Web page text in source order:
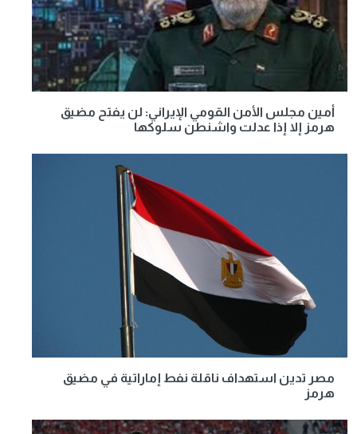
أمين مجلس الأمن القومي الإيراني: لن يفتح مضيق
هرمز إلا إذا عدلت واشنطن سلوكها
مصر تدين استهداف ناقلة نفط إماراتية في مضيق
هرمز